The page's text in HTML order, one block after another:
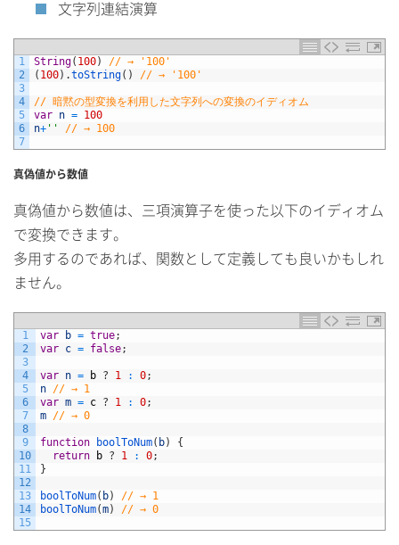
文字列連結演算
1
2
3
4
5
6
7
String( 100)
// → '100'
( 100) .toString( ) // → '100'
// 暗黙の型変換を利用した文字列への変換のイディオム
var n = 100
n+ '' // → 100
真偽値から数値
真偽値から数値は、三項演算子を使った以下のイディオム
で変換できます。
多用するのであれば、関数として定義しても良いかもしれ
ません。
1
2
3
4
5
6
7
8
9
10
11
12
13
14
15
var b = true;
var c = false;
var n = b ? 1 : 0;
n // → 1
var m = c ? 1 : 0;
m // → 0
function boolToNum( b)
{
return
b ? 1 : 0;
}
boolToNum( b)
// → 1
boolToNum(m) // → 0